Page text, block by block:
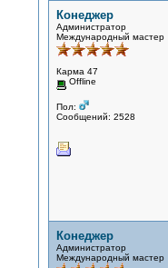
Конеджер
Администратор
Международный мастер
Карма 47
Offline
Пол:
Сообщений: 2528
Конеджер
Администратор
Международный мастер